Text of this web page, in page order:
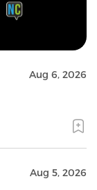
Aug 6, 2026
Aug 5, 2026